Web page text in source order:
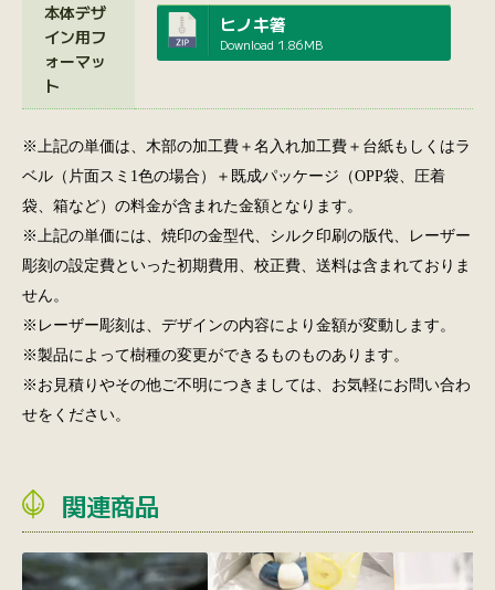
本体デザ
イン用フ
ォーマッ
ト
ヒノキ箸
Download 1.86MB
※上記の単価は、木部の加工費＋名入れ加工費＋台紙もしくはラ
ベル（片面スミ1色の場合）＋既成パッケージ（OPP袋、圧着
袋、箱など）の料金が含まれた金額となります。
※上記の単価には、焼印の金型代、シルク印刷の版代、レーザー
彫刻の設定費といった初期費用、校正費、送料は含まれておりま
せん。
※レーザー彫刻は、デザインの内容により金額が変動します。
※製品によって樹種の変更ができるものものあります。
※お見積りやその他ご不明につきましては、お気軽にお問い合わ
せをください。
関連商品